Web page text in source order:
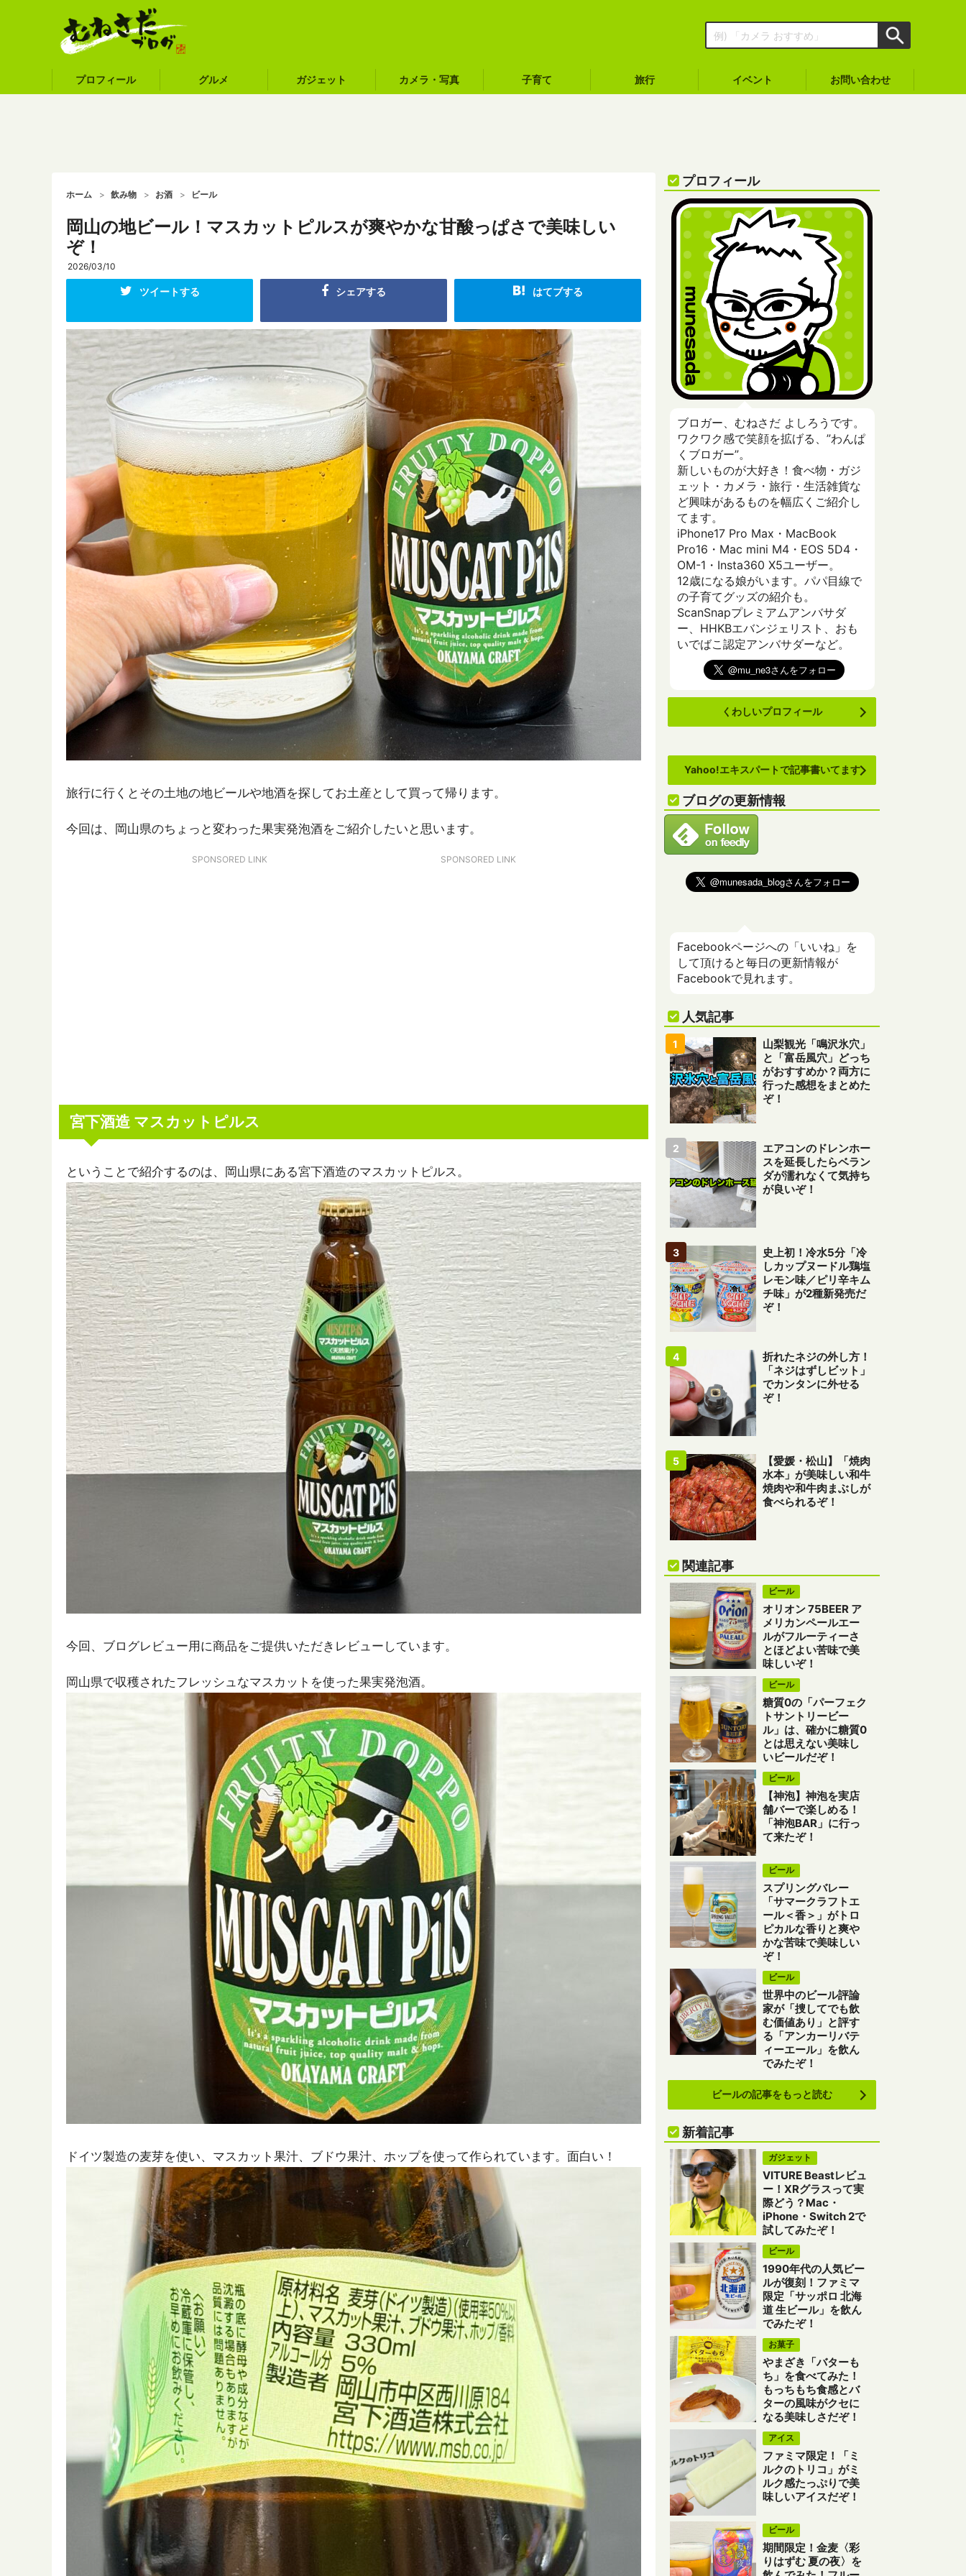
プロフィール グルメ ガジェット カメラ・写真 子育て 旅行 イベント お問い合わせ
ホーム 飲み物 お酒 ビール
岡山の地ビール！マスカットピルスが爽やかな甘酸っぱさで美味しい
ぞ！
2026/03/10
ツイートする シェアする はてブする
旅行に行くとその土地の地ビールや地酒を探してお土産として買って帰ります。
今回は、岡山県のちょっと変わった果実発泡酒をご紹介したいと思います。
SPONSORED LINK SPONSORED LINK
宮下酒造 マスカットピルス
ということで紹介するのは、岡山県にある宮下酒造のマスカットピルス。
今回、ブログレビュー用に商品をご提供いただきレビューしています。
岡山県で収穫されたフレッシュなマスカットを使った果実発泡酒。
ドイツ製造の麦芽を使い、マスカット果汁、ブドウ果汁、ホップを使って作られています。面白い！
プロフィール
ブロガー、むねさだ よしろうです。
ワクワク感で笑顔を拡げる、”わんぱ
くブロガー”。
新しいものが大好き！食べ物・ガジ
ェット・カメラ・旅行・生活雑貨な
ど興味があるものを幅広くご紹介し
てます。
iPhone17 Pro Max・MacBook
Pro16・Mac mini M4・EOS 5D4・
OM-1・Insta360 X5ユーザー。
12歳になる娘がいます。パパ目線で
の子育てグッズの紹介も。
ScanSnapプレミアムアンバサダ
ー、HHKBエバンジェリスト、おも
いでばこ認定アンバサダーなど。
くわしいプロフィール
Yahoo!エキスパートで記事書いてます
ブログの更新情報
Facebookページへの「いいね」を
して頂けると毎日の更新情報が
Facebookで見れます。
人気記事
山梨観光「鳴沢氷穴」
と「富岳風穴」どっち
がおすすめか？両方に
行った感想をまとめた
ぞ！
エアコンのドレンホー
スを延長したらベラン
ダが濡れなくて気持ち
が良いぞ！
史上初！冷水5分「冷
しカップヌードル鶏塩
レモン味／ピリ辛キム
チ味」が2種新発売だ
ぞ！
折れたネジの外し方！
「ネジはずしビット」
でカンタンに外せる
ぞ！
【愛媛・松山】「焼肉
水本」が美味しい和牛
焼肉や和牛肉まぶしが
食べられるぞ！
関連記事
ビール
オリオン 75BEER ア
メリカンペールエー
ルがフルーティーさ
とほどよい苦味で美
味しいぞ！
ビール
糖質0の「パーフェク
トサントリービー
ル」は、確かに糖質0
とは思えない美味し
いビールだぞ！
ビール
【神泡】神泡を実店
舗バーで楽しめる！
「神泡BAR」に行っ
て来たぞ！
ビール
スプリングバレー
「サマークラフトエ
ール＜香＞」がトロ
ピカルな香りと爽や
かな苦味で美味しい
ぞ！
ビール
世界中のビール評論
家が「捜してでも飲
む価値あり」と評す
る「アンカーリバテ
ィーエール」を飲ん
でみたぞ！
ビールの記事をもっと読む
新着記事
ガジェット
VITURE Beastレビュ
ー！XRグラスって実
際どう？Mac・
iPhone・Switch 2で
試してみたぞ！
ビール
1990年代の人気ビー
ルが復刻！ファミマ
限定「サッポロ 北海
道 生ビール」を飲ん
でみたぞ！
お菓子
やまざき「バターも
ち」を食べてみた！
もっちもち食感とバ
ターの風味がクセに
なる美味しさだぞ！
アイス
ファミマ限定！「ミ
ルクのトリコ」がミ
ルク感たっぷりで美
味しいアイスだぞ！
ビール
期間限定！金麦〈彩
りはずむ 夏の夜〉を